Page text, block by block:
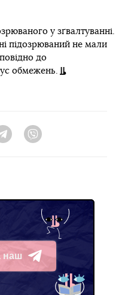
у зґвалтуванні.
підозрюваний не мали
до
обмежень.
Telegram
наш